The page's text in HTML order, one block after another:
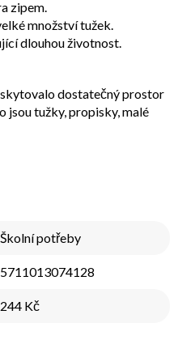
zipem.
množství tužek.
dlouhou životnost.
dostatečný prostor
jsou tužky, propisky, malé
Školní potřeby
5711013074128
244 Kč